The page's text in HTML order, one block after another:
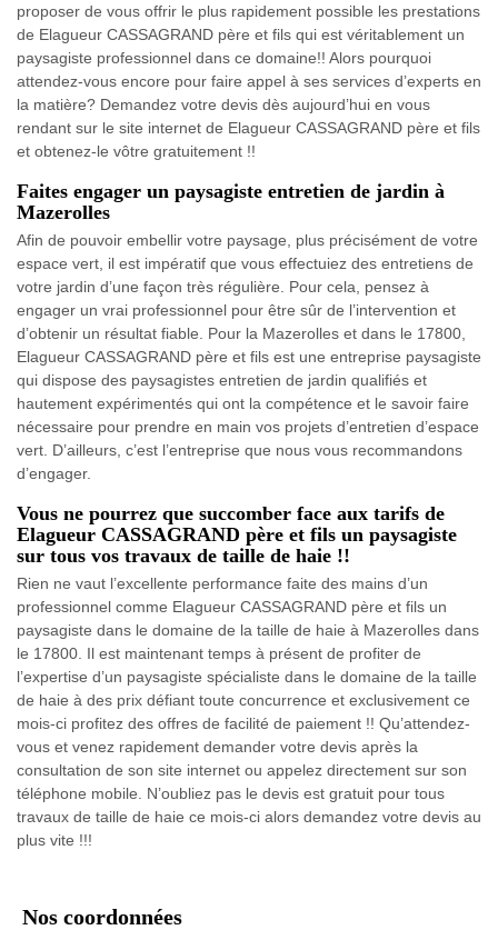
proposer de vous offrir le plus rapidement possible les prestations
de Elagueur CASSAGRAND père et fils qui est véritablement un
paysagiste professionnel dans ce domaine!! Alors pourquoi
attendez-vous encore pour faire appel à ses services d’experts en
la matière? Demandez votre devis dès aujourd’hui en vous
rendant sur le site internet de Elagueur CASSAGRAND père et fils
et obtenez-le vôtre gratuitement !!
Faites engager un paysagiste entretien de jardin à
Mazerolles
Afin de pouvoir embellir votre paysage, plus précisément de votre
espace vert, il est impératif que vous effectuiez des entretiens de
votre jardin d’une façon très régulière. Pour cela, pensez à
engager un vrai professionnel pour être sûr de l’intervention et
d’obtenir un résultat fiable. Pour la Mazerolles et dans le 17800,
Elagueur CASSAGRAND père et fils est une entreprise paysagiste
qui dispose des paysagistes entretien de jardin qualifiés et
hautement expérimentés qui ont la compétence et le savoir faire
nécessaire pour prendre en main vos projets d’entretien d’espace
vert. D’ailleurs, c’est l’entreprise que nous vous recommandons
d’engager.
Vous ne pourrez que succomber face aux tarifs de
Elagueur CASSAGRAND père et fils un paysagiste
sur tous vos travaux de taille de haie !!
Rien ne vaut l’excellente performance faite des mains d’un
professionnel comme Elagueur CASSAGRAND père et fils un
paysagiste dans le domaine de la taille de haie à Mazerolles dans
le 17800. Il est maintenant temps à présent de profiter de
l’expertise d’un paysagiste spécialiste dans le domaine de la taille
de haie à des prix défiant toute concurrence et exclusivement ce
mois-ci profitez des offres de facilité de paiement !! Qu’attendez-
vous et venez rapidement demander votre devis après la
consultation de son site internet ou appelez directement sur son
téléphone mobile. N’oubliez pas le devis est gratuit pour tous
travaux de taille de haie ce mois-ci alors demandez votre devis au
plus vite !!!
Nos coordonnées